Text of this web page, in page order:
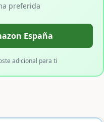
preferida
España
adicional para ti